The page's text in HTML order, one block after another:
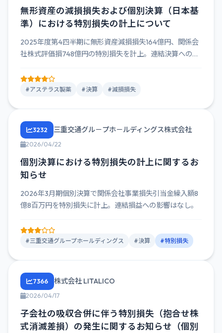
無形資産の減損損失および個別決算（日本基
準）における特別損失の計上について
2025年度第4四半期に無形資産減損損失164億円、関係会
社株式評価損748億円の特別損失を計上。連結決算への影
#アステラス製薬 #決算 #減損損失
3232 三重交通グル－プホ－ルディングス株式会社
2026/04/22
個別決算における特別損失の計上に関するお
知らせ
2026年3月期個別決算で関係会社事業損失引当金繰入額8
億8百万円を特別損失に計上。連結損益への影響はなし。
#三重交通グループホールディングス #決算 #特別損失
7366 株式会社 LITALICO
2026/04/17
子会社の吸収合併に伴う特別損失（抱合せ株
式消滅差損）の発生に関するお知らせ（個別